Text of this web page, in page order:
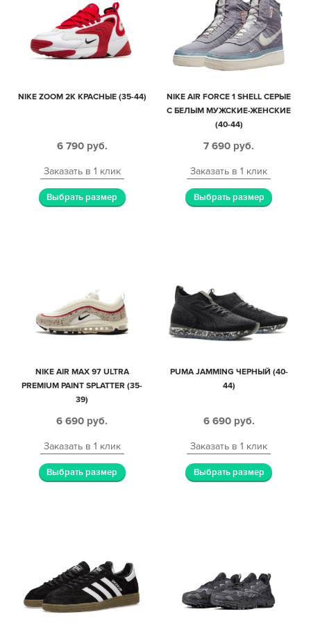
NIKE ZOOM 2K КРАСНЫЕ (35-44)
6 790 руб.
Заказать в 1 клик
Выбрать размер
NIKE AIR FORCE 1 SHELL СЕРЫЕ
С БЕЛЫМ МУЖСКИЕ-ЖЕНСКИЕ
(40-44)
7 690 руб.
Заказать в 1 клик
Выбрать размер
NIKE AIR MAX 97 ULTRA
PREMIUM PAINT SPLATTER (35-
39)
6 690 руб.
Заказать в 1 клик
Выбрать размер
PUMA JAMMING ЧЕРНЫЙ (40-
44)
6 690 руб.
Заказать в 1 клик
Выбрать размер